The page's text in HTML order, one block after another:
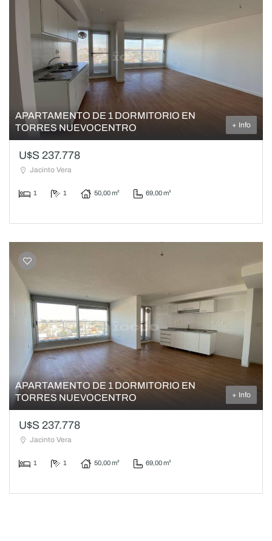
APARTAMENTO DE 1 DORMITORIO EN
TORRES NUEVOCENTRO
+ Info
U$S 237.778
Jacinto Vera
1 1 50,00 m² 69,00 m²
APARTAMENTO DE 1 DORMITORIO EN
TORRES NUEVOCENTRO
+ Info
U$S 237.778
Jacinto Vera
1 1 50,00 m² 69,00 m²